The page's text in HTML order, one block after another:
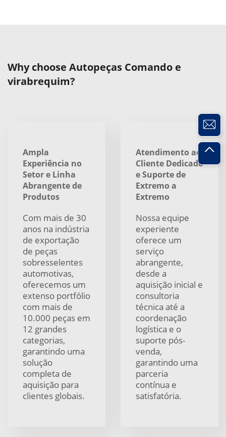
Why choose Autopeças Comando e
virabrequim?
Ampla
Experiência no
Setor e Linha
Abrangente de
Produtos
Com mais de 30
anos na indústria
de exportação
de peças
sobresselentes
automotivas,
oferecemos um
extenso portfólio
com mais de
10.000 peças em
12 grandes
categorias,
garantindo uma
solução
completa de
aquisição para
clientes globais.
Atendimento ao
Cliente Dedicado
e Suporte de
Extremo a
Extremo
Nossa equipe
experiente
oferece um
serviço
abrangente,
desde a
aquisição inicial e
consultoria
técnica até a
coordenação
logística e o
suporte pós-
venda,
garantindo uma
parceria
contínua e
satisfatória.